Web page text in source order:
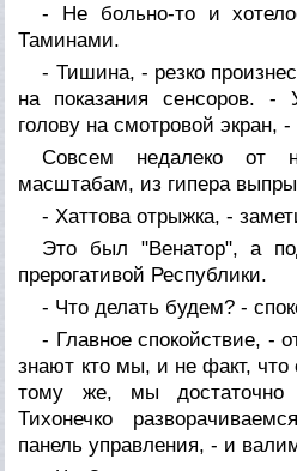
- Не больно-то и
Таминами.
- Тишина, - резко
на показания сенсоров.
голову на смотровой экран, -
Совсем недалеко от
масштабам, из гипера
- Хаттова отрыжка, -
Это был "Венатор", а
прерогативой Республики.
- Что делать будем? -
- Главное спокойствие, -
знают кто мы, и не факт, что
тому же, мы достаточно
Тихонечко
панель управления, - и